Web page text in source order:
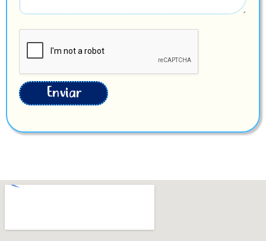
Enviar